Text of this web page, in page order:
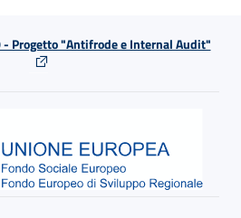
- Progetto "Antifrode e Internal Audit"